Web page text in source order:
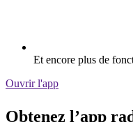
Et encore plus de
Ouvrir l'app
Obtenez l’app